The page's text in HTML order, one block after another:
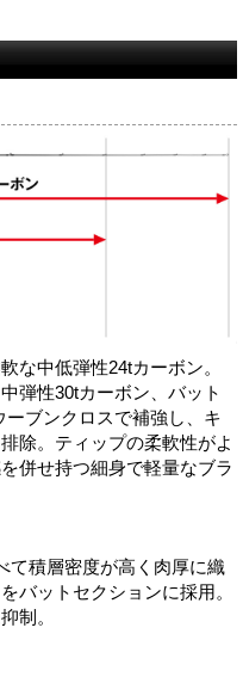
な中低弾性24tカーボン。
弾性30tカーボン、バット
ブンクロスで補強し、キ
除。ティップの柔軟性がよ
併せ持つ細身で軽量なブラ
て積層密度が高く肉厚に織
バットセクションに採用。
制。